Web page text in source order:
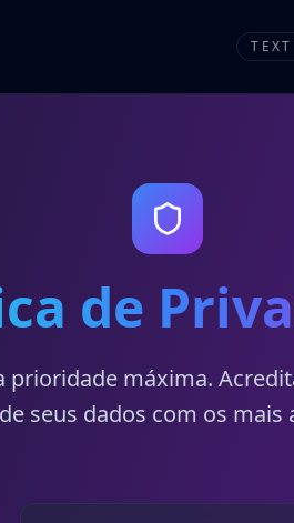
de
prioridade máxima.
seus dados com os mais